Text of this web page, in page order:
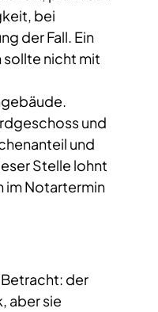
bei
der Fall. Ein
sollte nicht mit
und
und
Stelle lohnt
im Notartermin
der
aber sie